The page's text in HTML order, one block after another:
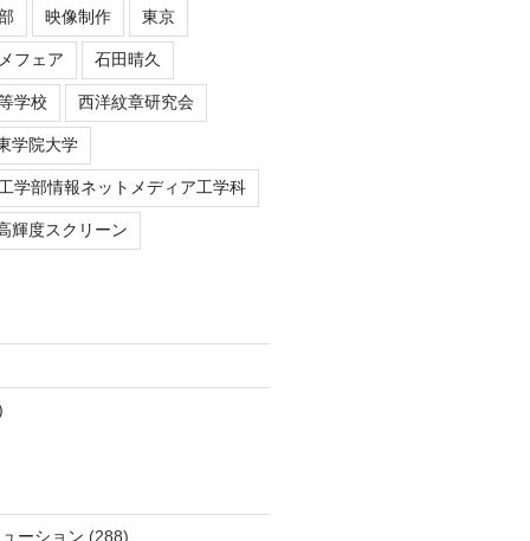
映像制作 東京
フェア 石田晴久
学校 西洋紋章研究会
学院大学
学部情報ネットメディア工学科
輝度スクリーン
ーション (288)